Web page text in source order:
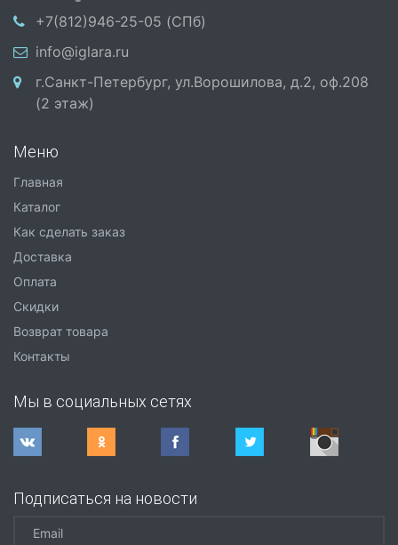
+7(812)946-25-05 (СПб)
info@iglara.ru
г.Санкт-Петербург, ул.Ворошилова, д.2, оф.208
(2 этаж)
Меню
Главная
Каталог
Как сделать заказ
Доставка
Оплата
Скидки
Возврат товара
Контакты
Мы в социальных сетях
Подписаться на новости